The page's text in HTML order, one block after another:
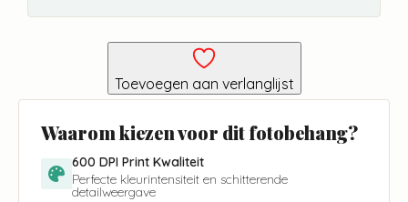
Toevoegen aan verlanglijst
Waarom kiezen voor dit fotobehang?
600 DPI Print Kwaliteit
Perfecte kleurintensiteit en schitterende
detailweergave